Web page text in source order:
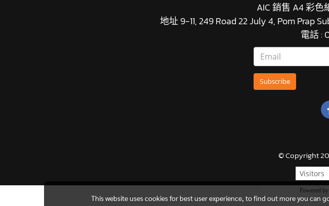
AIC 銷售 A4 彩
地址 9-11, 249 Road 22 July 4, Pom Prap
電話 :
Subscribe
© Copyright
Visitor
Powered by
This website uses cookies for best user experience, to find out more you can